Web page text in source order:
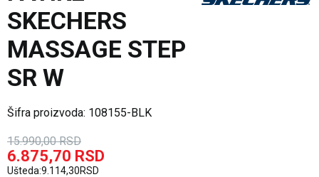
SKECHERS
MASSAGE STEP
SR W
Šifra proizvoda: 108155-BLK
15.990,00 RSD
6.875,70 RSD
Ušteda:9.114,30RSD